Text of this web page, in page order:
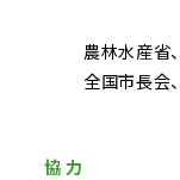
農林水産省
全国市長会
協 力